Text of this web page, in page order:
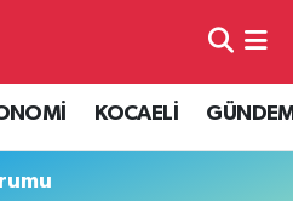
KOCAELİ